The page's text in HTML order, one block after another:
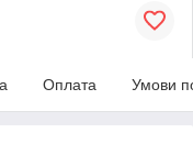
Оплата Умови